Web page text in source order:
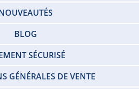
BLOG
SÉCURISÉ
GÉNÉRALES DE VENTE